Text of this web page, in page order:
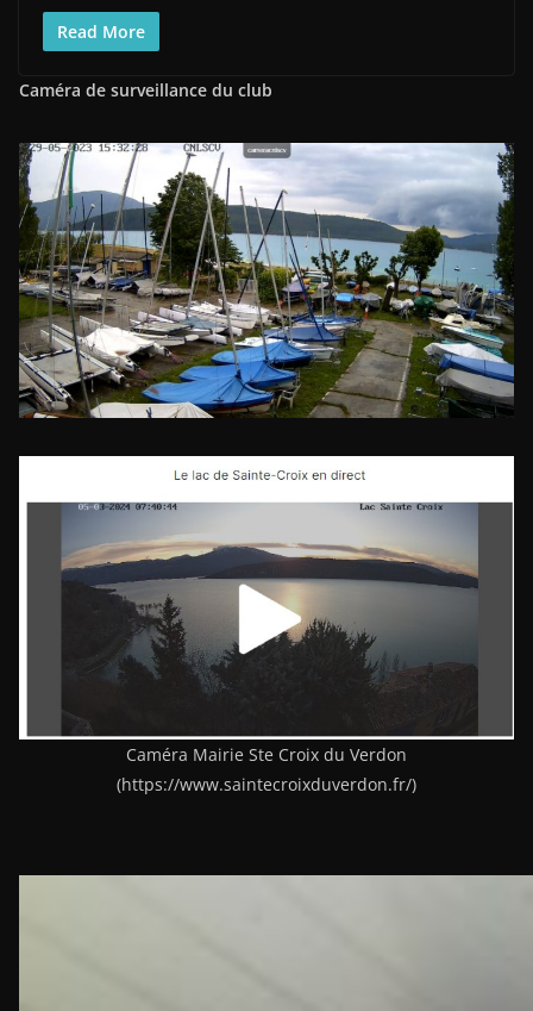
Read More
Caméra de surveillance du club
Caméra Mairie Ste Croix du Verdon
(https://www.saintecroixduverdon.fr/)